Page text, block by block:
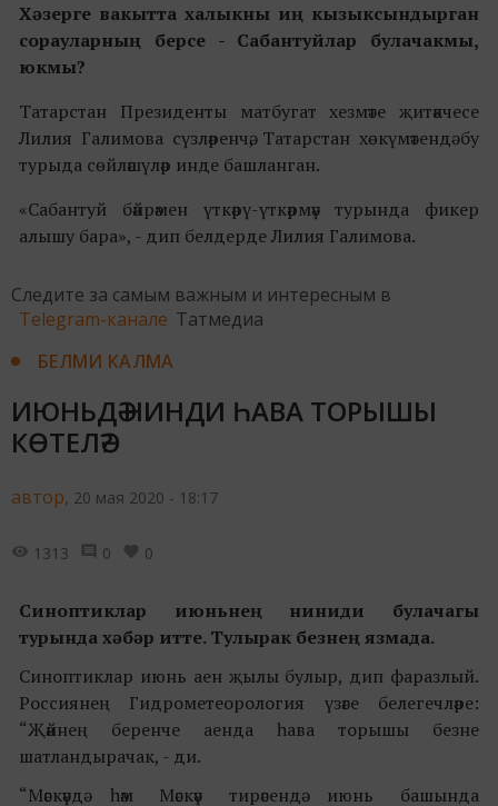
Хәзерге вакытта халыкны иң кызыксындырган
сорауларның берсе - Сабантуйлар булачакмы,
юкмы?
Татарстан Президенты матбугат хезмәте җитәкчесе
Лилия Галимова сүзләренчә, Татарстан хөкүмәтендә бу
турыда сөйләшүләр инде башланган.
«Сабантуй бәйрәмен үткәрү-үткәрмәү турында фикер
алышу бара», - дип белдерде Лилия Галимова.
Следите за самым важным и интересным в
Telegram-канале Татмедиа
БЕЛМИ КАЛМА
ИЮНЬДӘ НИНДИ ҺАВА ТОРЫШЫ
КӨТЕЛӘ?
автор, 20 мая 2020 - 18:17
1313 0 0
Синоптиклар июньнең ниниди булачагы
турында хәбәр итте. Тулырак безнең язмада.
Синоптиклар июнь аен җылы булыр, дип фаразлый.
Россиянең Гидрометеорология үзәге белегечләре:
“Җәйнең беренче аенда һава торышы безне
шатландырачак, - ди.
“Мәскәүдә һәм Мәскәү тирәсендә июнь башында